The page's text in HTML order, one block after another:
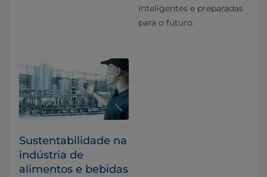
inteligentes e preparadas
para o futuro.
Sustentabilidade na
indústria de
alimentos e bebidas